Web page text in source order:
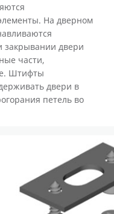
На дверном
закрывании двери
части,
Штифты
двери в
петель во